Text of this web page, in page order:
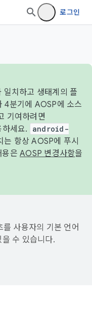
로그인
치하고 생태계의 플
4분기에 AOSP에 소스
기여하려면
하세요.
android-
는 항상 AOSP에 푸시
은 AOSP 변경사항을
사용자의 기본 언어
수 있습니다.